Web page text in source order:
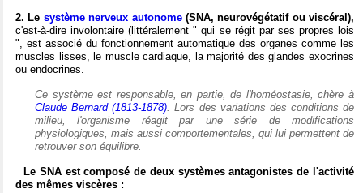
2. Le système nerveux autonome(SNA, neurovégétatif ou viscéral),
c'est-à-dire involontaire (littéralement " qui se régit par ses propres lois
", est associé du fonctionnement automatique des organes comme les
muscles lisses, le muscle cardiaque, la majorité des glandes exocrines
ou endocrines.
Ce système est responsable, en partie, de l'homéostasie, chère à
Claude Bernard (1813-1878). Lors des variations des conditions de
milieu, l'organisme réagit par une série de modifications
physiologiques, mais aussi comportementales, qui lui permettent de
retrouver son équilibre.
Le SNA est composé de deux systèmes antagonistes de l'activité
des mêmes viscères :